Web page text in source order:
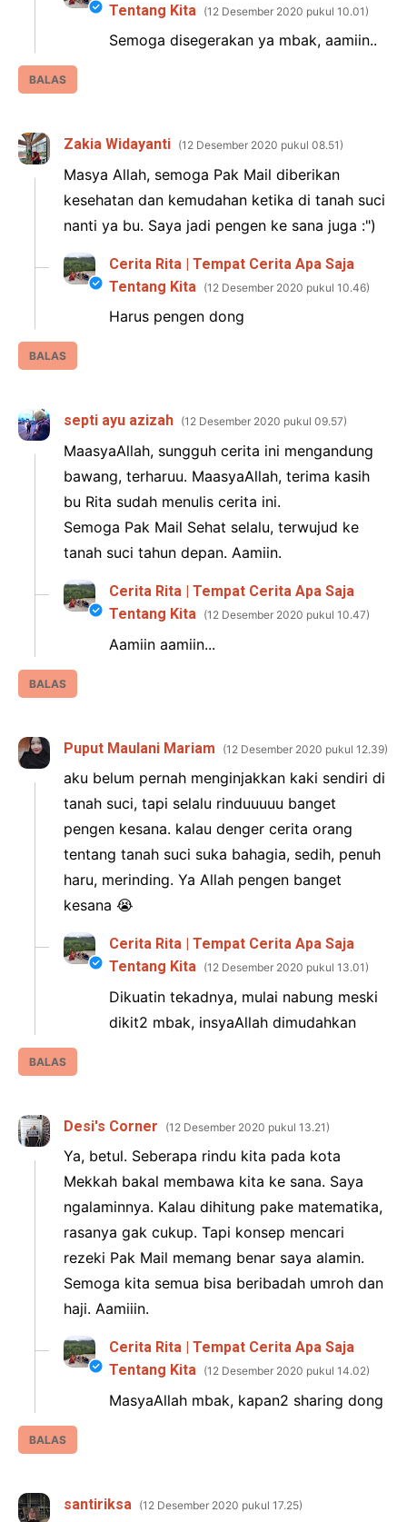
BALAS
Tentang Kita
12 Desember 2020 pukul 10.01
Semoga disegerakan ya mbak, aamiin..
Zakia Widayanti 12 Desember 2020 pukul 08.51
Masya Allah, semoga Pak Mail diberikan
kesehatan dan kemudahan ketika di tanah suci
nanti ya bu. Saya jadi pengen ke sana juga :")
BALAS
Cerita Rita | Tempat Cerita Apa Saja
Tentang Kita
12 Desember 2020 pukul 10.46
Harus pengen dong
septi ayu azizah 12 Desember 2020 pukul 09.57
MaasyaAllah, sungguh cerita ini mengandung
bawang, terharuu. MaasyaAllah, terima kasih
bu Rita sudah menulis cerita ini.
Semoga Pak Mail Sehat selalu, terwujud ke
tanah suci tahun depan. Aamiin.
BALAS
Cerita Rita | Tempat Cerita Apa Saja
Tentang Kita
12 Desember 2020 pukul 10.47
Aamiin aamiin...
Puput Maulani Mariam 12 Desember 2020 pukul 12.39
aku belum pernah menginjakkan kaki sendiri di
tanah suci, tapi selalu rinduuuuu banget
pengen kesana. kalau denger cerita orang
tentang tanah suci suka bahagia, sedih, penuh
haru, merinding. Ya Allah pengen banget
kesana 😭
BALAS
Cerita Rita | Tempat Cerita Apa Saja
Tentang Kita
12 Desember 2020 pukul 13.01
Dikuatin tekadnya, mulai nabung meski
dikit2 mbak, insyaAllah dimudahkan
Desi's Corner 12 Desember 2020 pukul 13.21
Ya, betul. Seberapa rindu kita pada kota
Mekkah bakal membawa kita ke sana. Saya
ngalaminnya. Kalau dihitung pake matematika,
rasanya gak cukup. Tapi konsep mencari
rezeki Pak Mail memang benar saya alamin.
Semoga kita semua bisa beribadah umroh dan
haji. Aamiiin.
BALAS
Cerita Rita | Tempat Cerita Apa Saja
Tentang Kita
12 Desember 2020 pukul 14.02
MasyaAllah mbak, kapan2 sharing dong
santiriksa 12 Desember 2020 pukul 17.25